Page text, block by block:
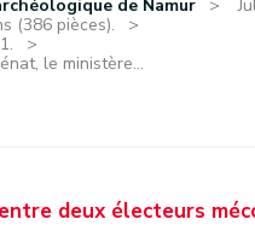
de Namur
(386 pièces).
le ministère...
deux électeurs